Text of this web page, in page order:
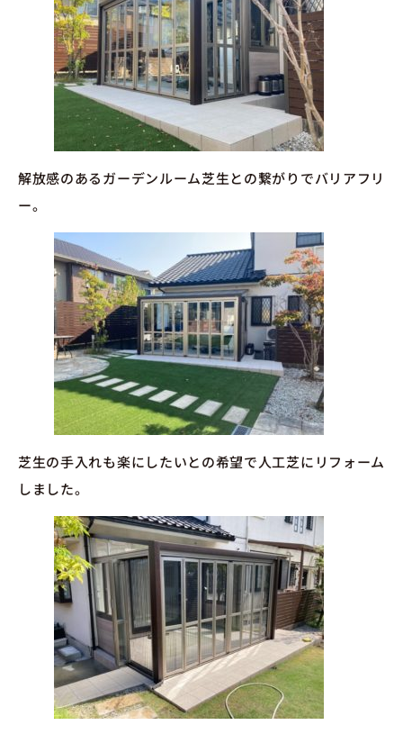
解放感のあるガーデンルーム芝生との繋がりでバリアフリ
ー。
芝生の手入れも楽にしたいとの希望で人工芝にリフォーム
しました。